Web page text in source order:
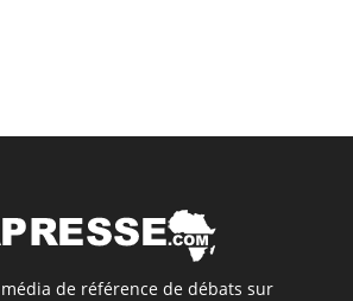
de référence de débats sur